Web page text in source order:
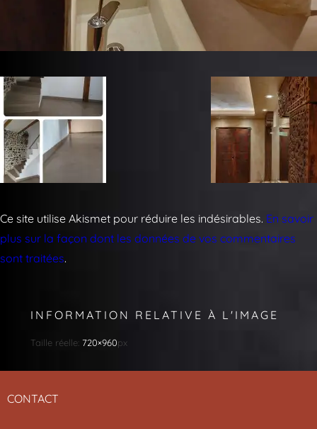
Ce site utilise Akismet pour réduire les indésirables. En savoir
plus sur la façon dont les données de vos commentaires
sont traitées.
INFORMATION RELATIVE À L'IMAGE
Taille réelle: 720×960px
CONTACT